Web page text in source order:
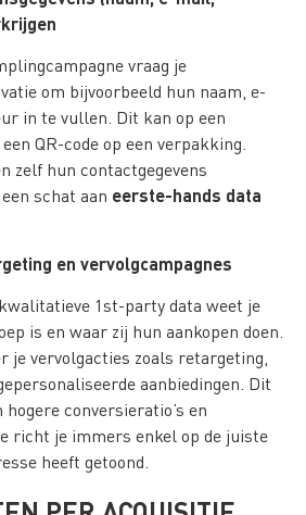
vraag je
om bijvoorbeeld hun naam, e-
in te vullen. Dit kan op een
QR-code op een verpakking.
zelf hun contactgegevens
schat aan eerste-hands data
en vervolgcampagnes
1st-party data weet je
is en waar zij hun aankopen doen.
je vervolgacties zoals retargeting,
aanbiedingen. Dit
conversieratio’s en
richt je immers enkel op de juiste
heeft getoond.